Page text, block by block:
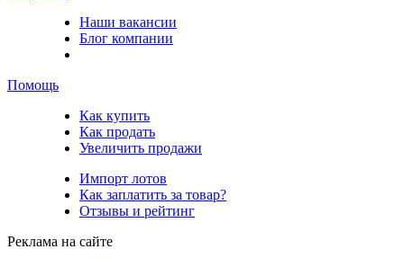
Наши вакансии
Блог компании
Помощь
Как купить
Как продать
Увеличить продажи
Импорт лотов
Как заплатить за товар?
Отзывы и рейтинг
Реклама на сайте